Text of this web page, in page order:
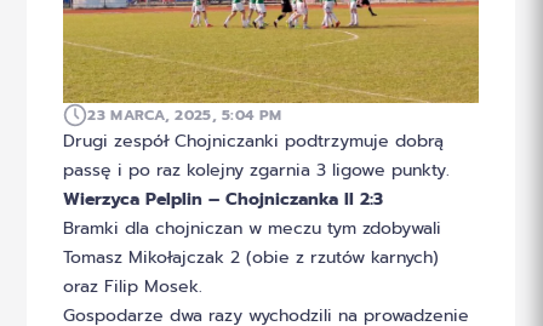
23 MARCA, 2025, 5:04 PM
Drugi zespół Chojniczanki podtrzymuje dobrą
passę i po raz kolejny zgarnia 3 ligowe punkty.
Wierzyca Pelplin – Chojniczanka II 2:3
Bramki dla chojniczan w meczu tym zdobywali
Tomasz Mikołajczak 2 (obie z rzutów karnych)
oraz Filip Mosek.
Gospodarze dwa razy wychodzili na prowadzenie